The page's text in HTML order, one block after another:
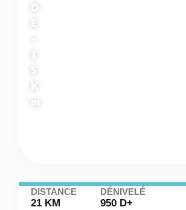
D
E
3
5
K
m
DISTANCE
21 KM
DÉNIVELÉ
950 D+